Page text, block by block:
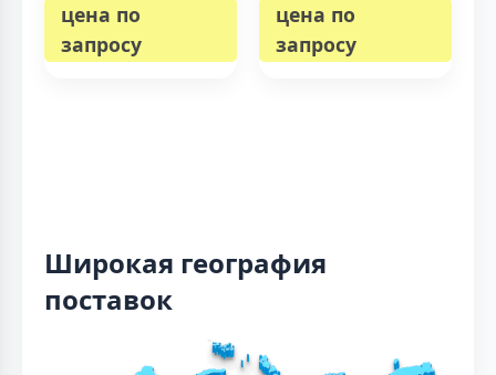
цена по
запросу
цена по
запросу
Широкая география
поставок